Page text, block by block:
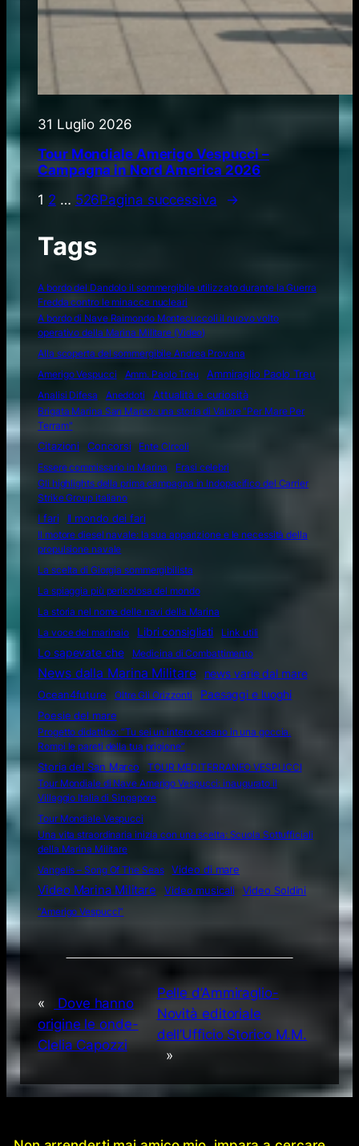
31 Luglio 2026
Tour Mondiale Amerigo Vespucci –
Campagna in Nord America 2026
1 2 … 526Pagina successiva →
Tags
A bordo del Dandolo il sommergibile utilizzato durante la Guerra
Fredda contro le minacce nucleari
A bordo di Nave Raimondo Montecuccoli il nuovo volto
operativo della Marina Militare (Video)
Alla scoperta del sommergibile Andrea Provana
Amerigo Vespucci
Amm. Paolo Treu
Ammiraglio Paolo Treu
Analisi Difesa
Aneddoti Attualità e curiosità
Brigata Marina San Marco: una storia di Valore "Per Mare Per
Terram"
Citazioni
Concorsi
Ente Circoli
Essere commissario in Marina
Frasi celebri
Gli highlights della prima campagna in Indopacifico del Carrier
Strike Group italiano
I fari
Il mondo dei fari
Il motore diesel navale: la sua apparizione e le necessità della
propulsione navale
La scelta di Giorgia sommergibilista
La spiaggia più pericolosa del mondo
La storia nel nome delle navi della Marina
La voce del marinaio
Libri consigliati Link utili
Lo sapevate che Medicina di Combattimento
News dalla Marina Militare
news varie dal mare
Ocean4future
Oltre Gli Orizzonti
Paesaggi e luoghi
Poesie del mare
Progetto didattico: “Tu sei un intero oceano in una goccia.
Rompi le pareti della tua prigione”
Storia del San Marco
TOUR MEDITERRANEO VESPUCCI
Tour Mondiale di Nave Amerigo Vespucci: inaugurato il
Villaggio Italia di Singapore
Tour Mondiale Vespucci
Una vita straordinaria inizia con una scelta: Scuola Sottufficiali
della Marina Militare
Vangelis – Song Of The Seas
Video di mare
Video Marina Militare Video musicali
Video Soldini
“Amerigo Vespucci”
«
Dove hanno
origine le onde-
Clelia Capozzi
Pelle d’Ammiraglio-
Novità editoriale
dell’Ufficio Storico M.M.
»